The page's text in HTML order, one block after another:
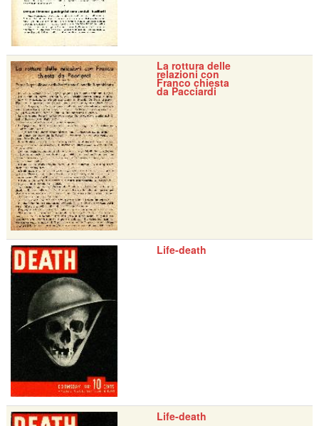
La rottura delle
relazioni con
Franco chiesta
da Pacciardi
Life-death
Life-death